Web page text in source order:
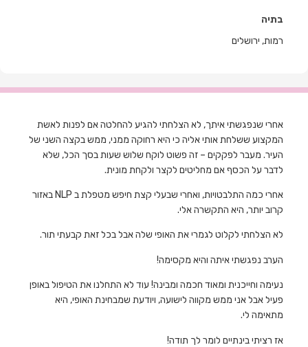
בתיה
רמות, ירושלים
אחרי שנפגשתי איתך, לא הצלחתי להגיע להחלטה אם לפנות לאשת
המקצוע ששלחת אותי אליה כי היא רחוקה ממני, ממש בקצה השני של
העיר. מעבר לפקקים – זה פשוט לוקח שלוש שעות בסך הכל, שלא
לדבר על הכסף אם מחליטים לקצר ולקחת מונית.
אחרי כמה התלבטויות, ואחרי שבעלי קצת חיפש מטפלת ב NLP באזור
קרוב יותר, היא התקשרה אלי.
לא הצלחתי לקלוט לגמרי את האופי שלה אבל בכל זאת קבעתי תור.
הערב נפגשתי איתה והיא מקסימה!
נעימה וחייכנית ומאוד חכמה ומבינה! עוד לא התחלנו את הטיפול באופן
פעיל אבל אני ממש מקווה לישועה, ויודעת שמבחינת האופי, היא
מתאימה לי.
אז רציתי בינתיים לומר לך תודה!